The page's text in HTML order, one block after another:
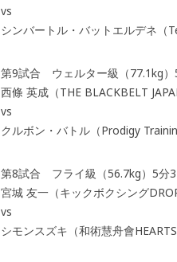
vs
シンバートル・バットエルデネ（
第9試合 ウェルター級（77.1kg）
西條 英成（THE BLACKBELT
vs
クルボン・バトル（Prodigy
第8試合 フライ級（56.7kg）5分
宮城 友一（キックボクシング
vs
シモンスズキ（和術慧舟會